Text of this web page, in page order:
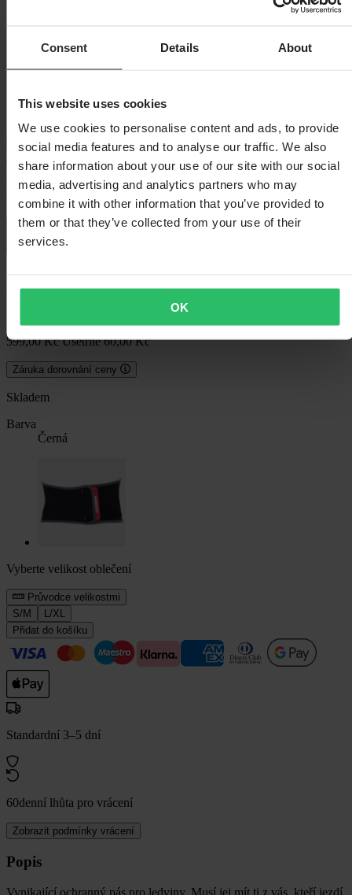
Consent Details About
This website uses cookies
We use cookies to personalise content and ads, to provide
social media features and to analyse our traffic. We also
share information about your use of our site with our social
media, advertising and analytics partners who may
combine it with other information that you’ve provided to
them or that they’ve collected from your use of their
services.
OK
Ledvinový Pás Acerbis K-Belt
-10%
599,00 KčUšetříte 60,00 Kč
Záruka dorovnání ceny
Skladem
Barva
Černá
Vyberte velikost oblečení
Průvodce velikostmi
S/M
L/XL
Přidat do košíku
Standardní 3–5 dní
60denní lhůta pro vrácení
Zobrazit podmínky vrácení
Popis